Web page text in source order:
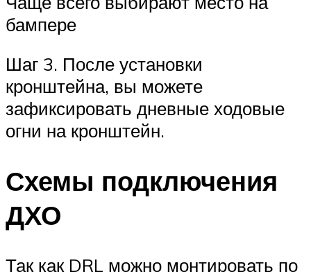
бампере
Шаг 3. После установки
кронштейна, вы можете
зафиксировать дневные ходовые
огни на кронштейн.
Схемы подключения
ДХО
Так как DRL можно монтировать по